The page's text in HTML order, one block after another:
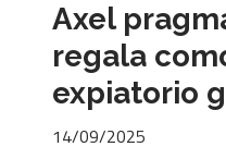
Axel
regala
expiatorio
14/09/2025